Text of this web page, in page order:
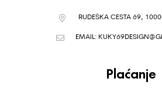
RUDEŠKA CESTA 69,
EMAIL:
Plaćanje